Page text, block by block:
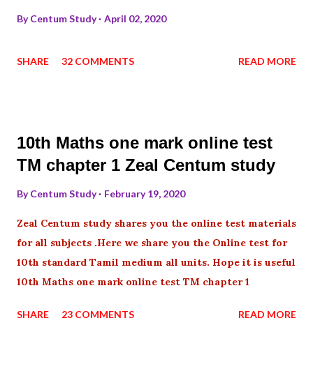
ByCentum Study April 02, 2020
SHARE 32 COMMENTS READ MORE
10th Maths one mark online test
TM chapter 1 Zeal Centum study
ByCentum Study February 19, 2020
Zeal Centum study shares you the online test materials
for all subjects .Here we share you the Online test for
10th standard Tamil medium all units. Hope it is useful
10th Maths one mark online test TM chapter 1
SHARE 23 COMMENTS READ MORE